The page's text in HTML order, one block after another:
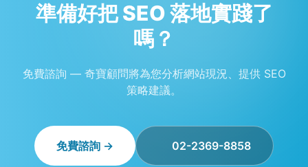
準備好把 SEO 落地實踐了
嗎？
免費諮詢 — 奇寶顧問將為您分析網站現況、提供 SEO
策略建議。
免費諮詢 → 02-2369-8858